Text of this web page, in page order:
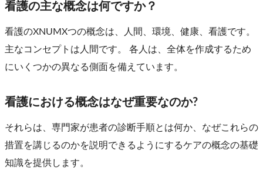
看護の主な概念は何ですか？
看護のXNUMXつの概念は、人間、環境、健康、看護です。
主なコンセプトは人間です。 各人は、全体を作成するため
にいくつかの異なる側面を備えています。
看護における概念はなぜ重要なのか?
それらは、専門家が患者の診断手順とは何か、なぜこれらの
措置を講じるのかを説明できるようにするケアの概念の基礎
知識を提供します。